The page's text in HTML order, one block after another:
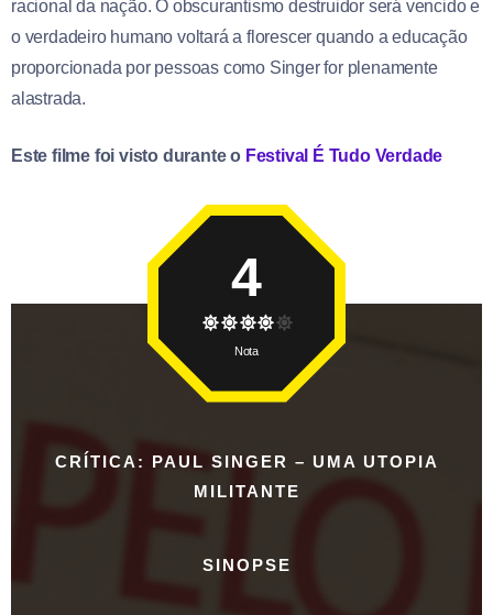
racional da nação. O obscurantismo destruidor será vencido e
o verdadeiro humano voltará a florescer quando a educação
proporcionada por pessoas como Singer for plenamente
alastrada.
Este filme foi visto durante o Festival É Tudo Verdade
CRÍTICA: PAUL SINGER – UMA UTOPIA
MILITANTE
SINOPSE
4
Nota